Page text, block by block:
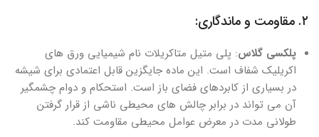
۲. مقاومت و ماندگاری:
پلکسی گلاس: پلی متیل متاکریلات نام شیمیایی ورق های
اکریلیک شفاف است. این ماده جایگزین قابل اعتمادی برای شیشه
در بسیاری از کابردهای فضای باز است. استحکام و دوام چشمگیر
آن می تواند در برابر چالش های محیطی ناشی از قرار گرفتن
طولانی مدت در معرض عوامل محیطی مقاومت کند.